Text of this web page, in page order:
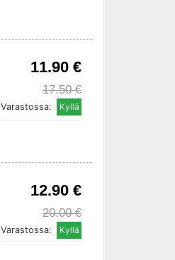
11.90 €
17.50 €
Varastossa:
12.90 €
20.00 €
Varastossa: